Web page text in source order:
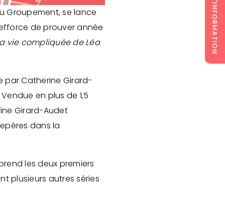
Groupement, se lance
de prouver année
vie compliquée de Léa
par Catherine Girard-
en plus de 1,5
Girard-Audet
dans la
les deux premiers
plusieurs autres séries